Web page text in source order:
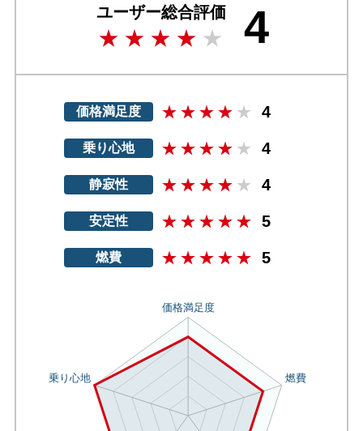
ユーザー総合評価 4
価格満足度 4
乗り心地 4
静寂性 4
安定性 5
燃費 5